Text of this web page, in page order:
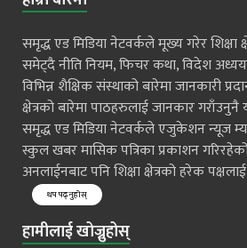
समृद्ध एड मिडिया नेटवर्कले मूख्य गरेर शिक्षा
समेट्दै नीति नियम, फिचर कथा, विदेश
विभिन्न शैक्षिक संस्थाको बारेमा जानकारी
क्षेत्रको बारेमा पाठहरुलाई जानकार
समृद्ध एड मिडिया नेटवर्कले एजुकेशन न्यूज
स्कुल खबर मासिक पत्रिका प्रकाशन
अनलाईनबाट पनि शिक्षा क्षेत्रको हरेक
थप पढ्नुहोस्
हामीलाई खोज्नुहोस्